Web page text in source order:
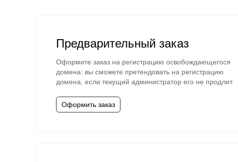
Предварительный заказ
Оформите заказ на регистрацию освобождающегося
домена: вы сможете претендовать на регистрацию
домена, если текущий администратор его не продлит.
Оформить заказ